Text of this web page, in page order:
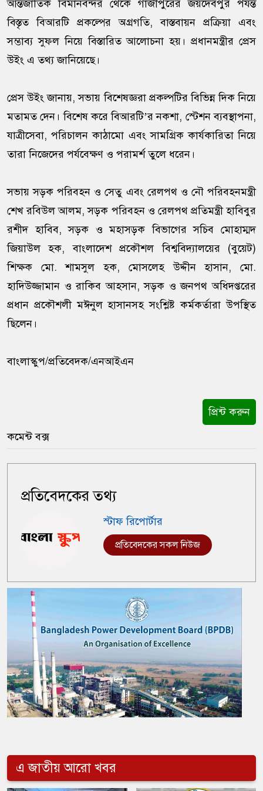
আন্তর্জাতিক বিমানবন্দর থেকে গাজীপুরের জয়দেবপুর পর্যন্ত
বিস্তৃত বিআরটি প্রকল্পের অগ্রগতি, বাস্তবায়ন প্রক্রিয়া এবং
সম্ভাব্য সুফল নিয়ে বিস্তারিত আলোচনা হয়। প্রধানমন্ত্রীর প্রেস
উইং এ তথ্য জানিয়েছে।
প্রেস উইং জানায়, সভায় বিশেষজ্ঞরা প্রকল্পটির বিভিন্ন দিক নিয়ে
মতামত দেন। বিশেষ করে বিআরটি’র নকশা, স্টেশন ব্যবস্থাপনা,
যাত্রীসেবা, পরিচালন কাঠামো এবং সামগ্রিক কার্যকারিতা নিয়ে
তারা নিজেদের পর্যবেক্ষণ ও পরামর্শ তুলে ধরেন।
সভায় সড়ক পরিবহন ও সেতু এবং রেলপথ ও নৌ পরিবহনমন্ত্রী
শেখ রবিউল আলম, সড়ক পরিবহন ও রেলপথ প্রতিমন্ত্রী হাবিবুর
রশীদ হাবিব, সড়ক ও মহাসড়ক বিভাগের সচিব মোহাম্মদ
জিয়াউল হক, বাংলাদেশ প্রকৌশল বিশ্ববিদ্যালয়ের (বুয়েট)
শিক্ষক মো. শামসুল হক, মোসলেহ উদ্দীন হাসান, মো.
হাদিউজ্জামান ও রাকিব আহসান, সড়ক ও জনপথ অধিদপ্তরের
প্রধান প্রকৌশলী মঈনুল হাসানসহ সংশ্লিষ্ট কর্মকর্তারা উপস্থিত
ছিলেন।
বাংলাস্কুপ/প্রতিবেদক/এনআইএন
প্রিন্ট করুন
কমেন্ট বক্স
প্রতিবেদকের তথ্য
স্টাফ রিপোর্টার
প্রতিবেদকের সকল নিউজ
এ জাতীয় আরো খবর